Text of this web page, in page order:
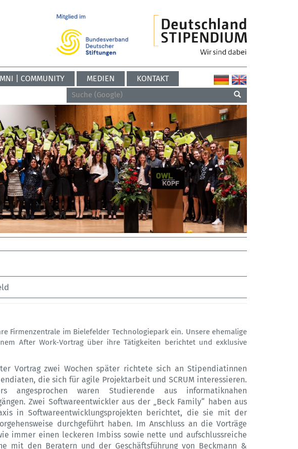
| COMMUNITY MEDIEN KONTAKT
Firmenzentrale im Bielefelder Technologiepark ein. Unsere ehemalige
After Work-Vortrag über ihre Tätigkeiten berichtet und exklusive
Vortrag zwei Wochen später richtete sich an Stipendiatinnen
die sich für agile Projektarbeit und SCRUM interessieren.
angesprochen waren Studierende aus informatiknahen
Zwei Softwareentwickler aus der „Beck Family“ haben aus
in Softwareentwicklungsprojekten berichtet, die sie mit der
durchgeführt haben. Im Anschluss an die Vorträge
immer einen leckeren Imbiss sowie nette und aufschlussreiche
mit den Beratern und der Geschäftsführung von Beckmann &